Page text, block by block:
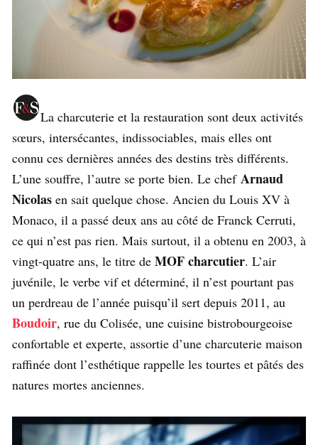
La charcuterie et la restauration sont deux activités
sœurs, intersécantes, indissociables, mais elles ont
connu ces dernières années des destins très différents.
L’une souffre, l’autre se porte bien. Le chef Arnaud
Nicolas en sait quelque chose. Ancien du Louis XV à
Monaco, il a passé deux ans au côté de Franck Cerruti,
ce qui n’est pas rien. Mais surtout, il a obtenu en 2003, à
vingt-quatre ans, le titre de MOF charcutier. L’air
juvénile, le verbe vif et déterminé, il n’est pourtant pas
un perdreau de l’année puisqu’il sert depuis 2011, au
Boudoir, rue du Colisée, une cuisine bistrobourgeoise
confortable et experte, assortie d’une charcuterie maison
raffinée dont l’esthétique rappelle les tourtes et pâtés des
natures mortes anciennes.